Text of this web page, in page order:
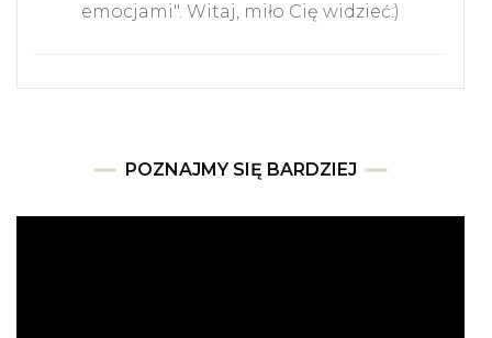
emocjami". Witaj, miło Cię widzieć:)
POZNAJMY SIĘ BARDZIEJ